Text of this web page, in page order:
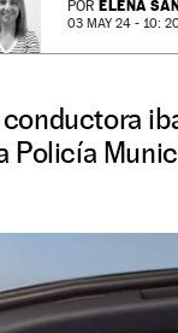
POR ELENA
03 MAY 24 - 10:
Policía